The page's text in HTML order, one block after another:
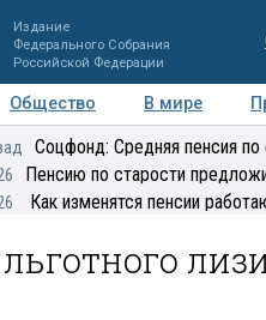
Издание
Федерального Собрания
Российской Федерации
Общество В мире
Регионы
Соцфонд: Средняя пенсия
Пенсию по старости
Как изменятся пенсии